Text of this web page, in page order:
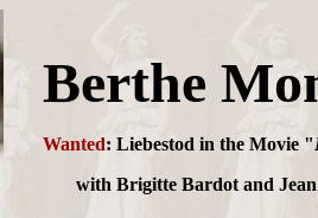
Berthe
Wanted: Liebestod in the Movie "
with Brigitte Bardot and